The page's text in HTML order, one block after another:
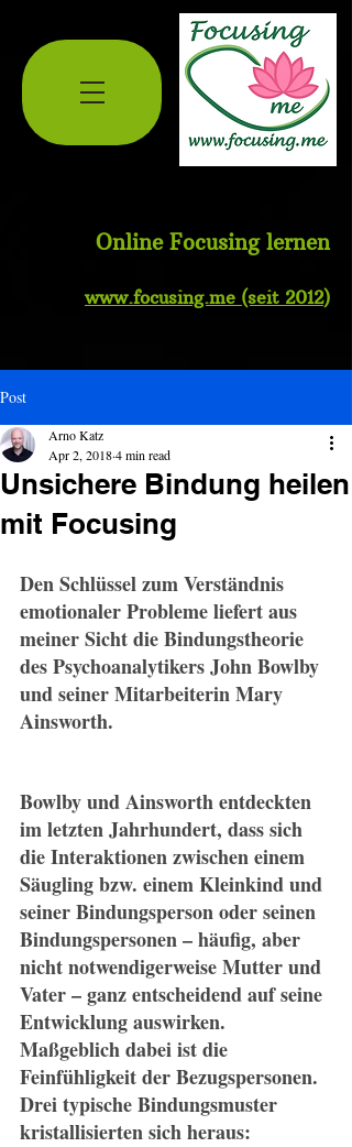
Online Focusing lernen
www.focusing.me (seit 2012)
Post
Unsichere Bindung heilen
mit Focusing
Arno Katz
Apr 2, 20184 min read
Den Schlüssel zum Verständnis
emotionaler Probleme liefert aus
meiner Sicht die Bindungstheorie
des Psychoanalytikers John Bowlby
und seiner Mitarbeiterin Mary
Ainsworth.
Bowlby und Ainsworth entdeckten
im letzten Jahrhundert, dass sich
die Interaktionen zwischen einem
Säugling bzw. einem Kleinkind und
seiner Bindungsperson oder seinen
Bindungspersonen – häufig, aber
nicht notwendigerweise Mutter und
Vater – ganz entscheidend auf seine
Entwicklung auswirken.
Maßgeblich dabei ist die
Feinfühligkeit der Bezugspersonen.
Drei typische Bindungsmuster
kristallisierten sich heraus: